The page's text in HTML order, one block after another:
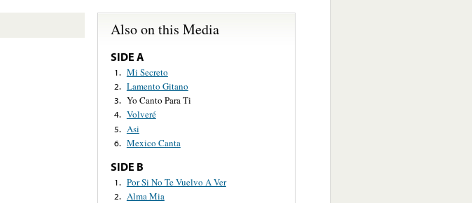
Also on this Media
SIDE A
1. Mi Secreto
2. Lamento Gitano
3. Yo Canto Para Ti
4. Volveré
5. Asi
6. Mexico Canta
SIDE B
1. Por Si No Te Vuelvo A Ver
2. Alma Mia